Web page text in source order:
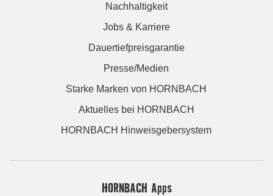
Nachhaltigkeit
Jobs & Karriere
Dauertiefpreisgarantie
Presse/Medien
Starke Marken von HORNBACH
Aktuelles bei HORNBACH
HORNBACH Hinweisgebersystem
HORNBACH Apps